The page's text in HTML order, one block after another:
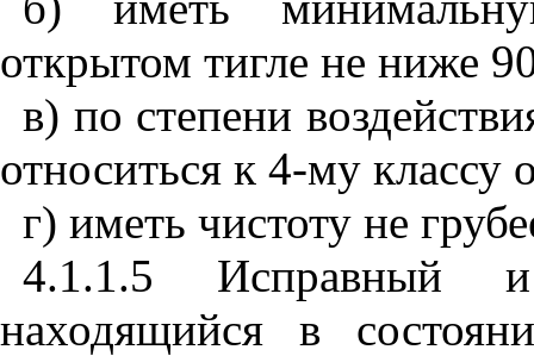
открытом тигле не ниже
в) по степени
относиться к 4-му классу
г) иметь чистоту не
4.1.1.5 Исправный
находящийся в